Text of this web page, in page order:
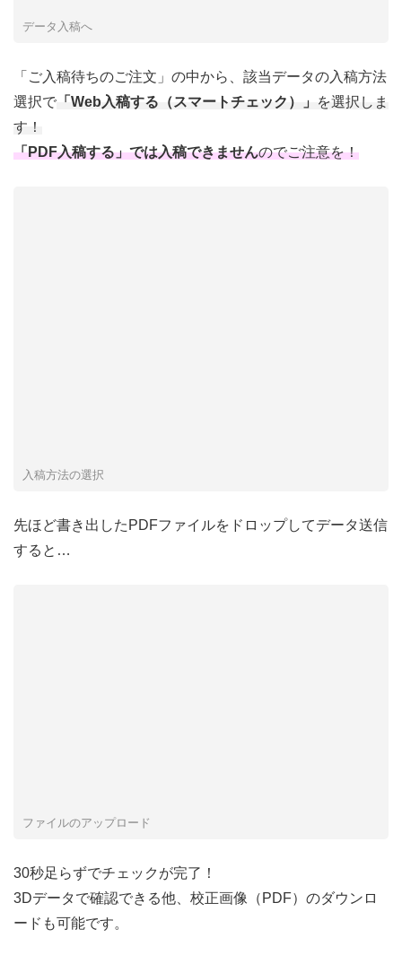
データ入稿へ
「ご入稿待ちのご注文」の中から、該当データの入稿方法
選択で 「Web入稿する（スマートチェック）」 を選択しま
す！
「PDF入稿する」では入稿できませんのでご注意を！
入稿方法の選択
先ほど書き出したPDFファイルをドロップしてデータ送信
すると…
ファイルのアップロード
30秒足らずでチェックが完了！
3Dデータで確認できる他、校正画像（PDF）のダウンロ
ードも可能です。